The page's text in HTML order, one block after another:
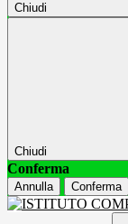
Chiudi
Chiudi
Conferma
Annulla Conferma